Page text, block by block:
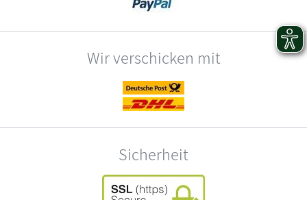
Wir verschicken mit
Sicherheit